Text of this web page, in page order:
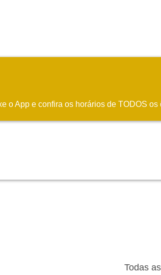
o App e confira os horários de TODOS
Todas